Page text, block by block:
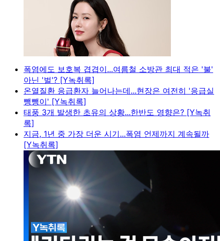
폭염에도 보호복 겹겹이...여름철 소방관 최대 적은 '불'
아닌 '벌'? [Y녹취록]
온열질환 응급환자 늘어나는데...현장은 여전히 '응급실
뺑뺑이' [Y녹취록]
태풍 3개 발생한 초유의 상황...한반도 영향은? [Y녹취
록]
지금, 1년 중 가장 더운 시기...폭염 언제까지 계속될까
[Y녹취록]